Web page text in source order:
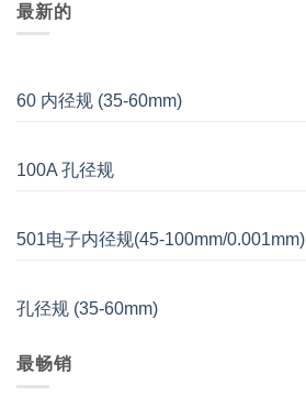
最新的
60 内径规 (35-60mm)
100A 孔径规
501电子内径规(45-100mm/0.001mm)
孔径规 (35-60mm)
最畅销